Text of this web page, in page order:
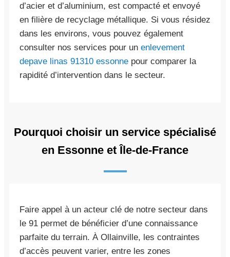
d’acier et d’aluminium, est compacté et envoyé
en filière de recyclage métallique. Si vous résidez
dans les environs, vous pouvez également
consulter nos services pour un enlevement
depave linas 91310 essonne pour comparer la
rapidité d’intervention dans le secteur.
Pourquoi choisir un service spécialisé
en Essonne et Île-de-France
Faire appel à un acteur clé de notre secteur dans
le 91 permet de bénéficier d’une connaissance
parfaite du terrain. À Ollainville, les contraintes
d’accès peuvent varier, entre les zones